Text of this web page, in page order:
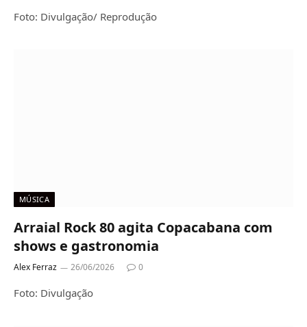
Foto: Divulgação/ Reprodução
MÚSICA
Arraial Rock 80 agita Copacabana com
shows e gastronomia
Alex Ferraz 26/06/2026 0
Foto: Divulgação